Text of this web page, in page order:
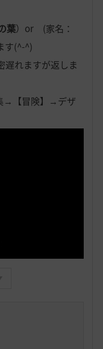
葉）or (家名：
す(^-^)
遅れますが返しま
→【冒険】→デザ